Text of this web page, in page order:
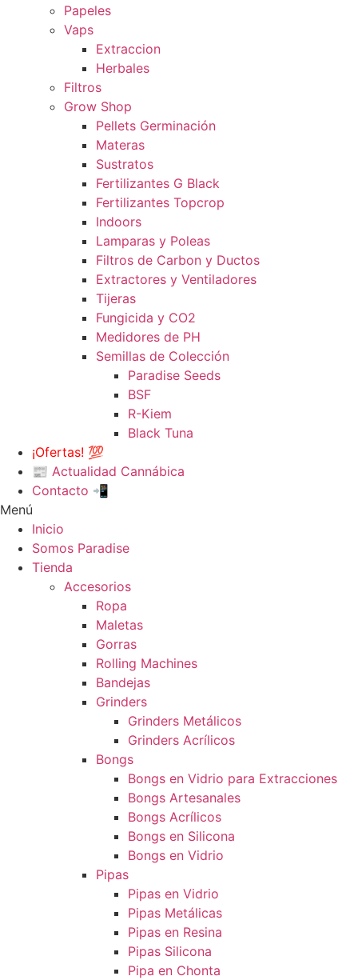
Papeles
Vaps
Extraccion
Herbales
Filtros
Grow Shop
Pellets Germinación
Materas
Sustratos
Fertilizantes G Black
Fertilizantes Topcrop
Indoors
Lamparas y Poleas
Filtros de Carbon y Ductos
Extractores y Ventiladores
Tijeras
Fungicida y CO2
Medidores de PH
Semillas de Colección
Paradise Seeds
BSF
R-Kiem
Black Tuna
¡Ofertas! 💯
📰 Actualidad Cannábica
Contacto 📲
Menú
Inicio
Somos Paradise
Tienda
Accesorios
Ropa
Maletas
Gorras
Rolling Machines
Bandejas
Grinders
Grinders Metálicos
Grinders Acrílicos
Bongs
Bongs en Vidrio para Extracciones
Bongs Artesanales
Bongs Acrílicos
Bongs en Silicona
Bongs en Vidrio
Pipas
Pipas en Vidrio
Pipas Metálicas
Pipas en Resina
Pipas Silicona
Pipa en Chonta